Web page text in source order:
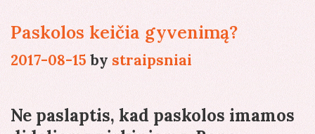
Paskolos keičia gyvenimą?
2017-08-15 by straipsniai
Ne paslaptis, kad paskolos imamos